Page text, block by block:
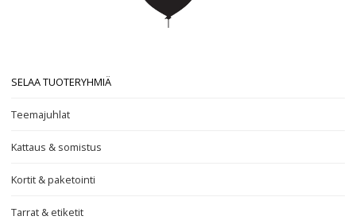
SELAA TUOTERYHMIÄ
Teemajuhlat
Kattaus & somistus
Kortit & paketointi
Tarrat & etiketit